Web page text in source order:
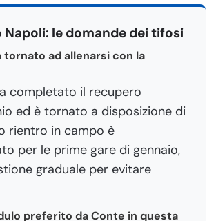
Napoli: le domande dei tifosi
tornato ad allenarsi con la
completato il recupero
ed è tornato a disposizione di
rientro in campo è
per le prime gare di gennaio,
graduale per evitare
preferito da Conte in questa